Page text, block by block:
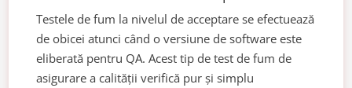
Testele de fum la nivelul de acceptare se efectuează
de obicei atunci când o versiune de software este
eliberată pentru QA. Acest tip de test de fum de
asigurare a calității verifică pur și simplu